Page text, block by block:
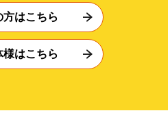
方はこちら
様はこちら